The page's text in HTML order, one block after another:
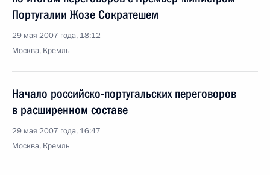
Португалии Жозе Сократешем
29 мая 2007 года, 18:12
Москва, Кремль
Начало российско-португальских переговоров
в расширенном составе
29 мая 2007 года, 16:47
Москва, Кремль